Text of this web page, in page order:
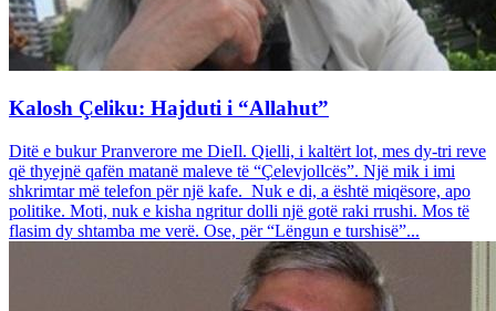
Kalosh Çeliku: Hajduti i “Allahut”
Ditë e bukur Pranverore me DieIl. Qielli, i kaltërt lot, mes dy-tri reve
që thyejnë qafën matanë maleve të “Çelevjollcës”. Një mik i imi
shkrimtar më telefon për një kafe. Nuk e di, a është miqësore, apo
politike. Moti, nuk e kisha ngritur dolli një gotë raki rrushi. Mos të
flasim dy shtamba me verë. Ose, për “Lëngun e turshisë”...